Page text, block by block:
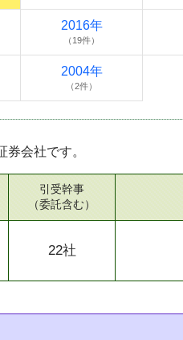
2016年
（19件）
2004年
（2件）
券会社です。
引受幹事
（委託含む）
22社